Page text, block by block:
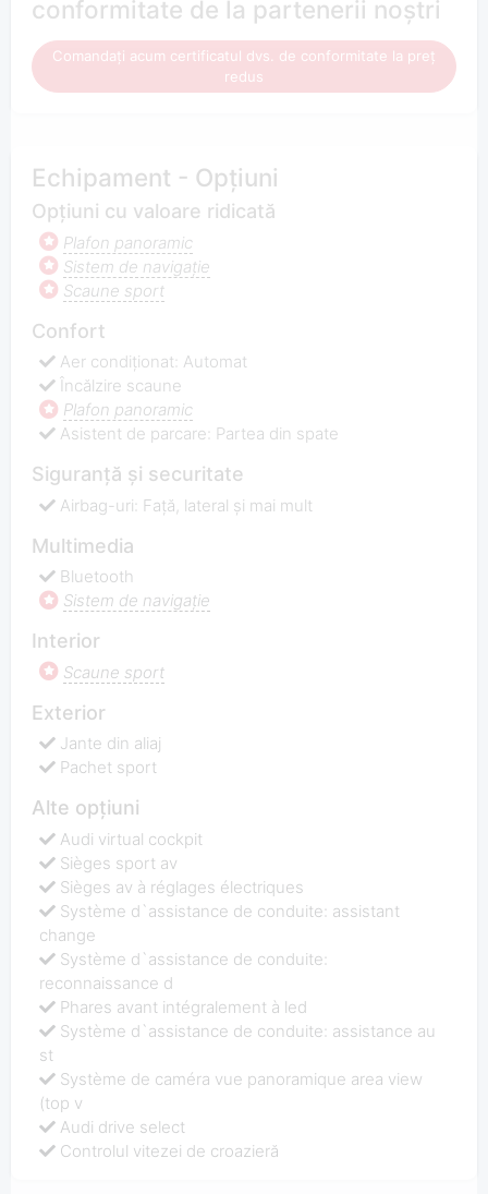
conformitate de la partenerii noștri
Comandați acum certificatul dvs. de conformitate la preț
redus
Echipament - Opțiuni
Opțiuni cu valoare ridicată
Plafon panoramic
Sistem de navigaţie
Scaune sport
Confort
Aer condiționat: Automat
Încălzire scaune
Plafon panoramic
Asistent de parcare: Partea din spate
Siguranță și securitate
Airbag-uri: Față, lateral și mai mult
Multimedia
Bluetooth
Sistem de navigaţie
Interior
Scaune sport
Exterior
Jante din aliaj
Pachet sport
Alte opțiuni
Audi virtual cockpit
Sièges sport av
Sièges av à réglages électriques
Système d`assistance de conduite: assistant
change
Système d`assistance de conduite:
reconnaissance d
Phares avant intégralement à led
Système d`assistance de conduite: assistance au
st
Système de caméra vue panoramique area view
(top v
Audi drive select
Controlul vitezei de croazieră